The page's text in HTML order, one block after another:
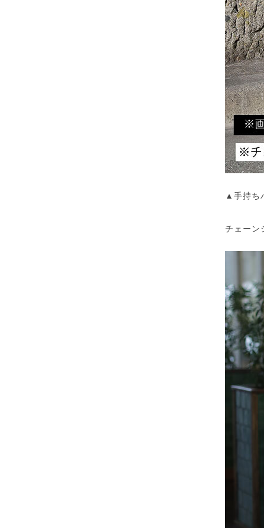
▲手持ち
チェーン